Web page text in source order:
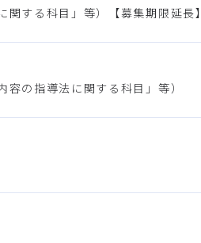
する科目」等）【募集期限延長】
の指導法に関する科目」等）